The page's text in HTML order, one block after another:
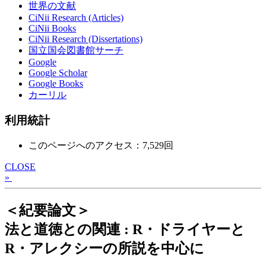
世界の文献
CiNii Research (Articles)
CiNii Books
CiNii Research (Dissertations)
国立国会図書館サーチ
Google
Google Scholar
Google Books
カーリル
利用統計
このページへのアクセス：7,529回
CLOSE
»
＜紀要論文＞
法と道徳との関連 : R・ドライヤーと
R・アレクシーの所説を中心に